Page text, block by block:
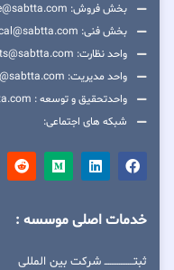
بخش فروش: service@sabtta.com
بخش فنی: technical@sabtta.com
واحد نظارت: complaints@sabtta.com
واحد مدیریت: manager@sabtta.com
واحدتحقیق و توسعه : backend@sabtta.com
شبکه های اجتماعی:
خدمات اصلی موسسه :
ثبتــــــــــــــــ شرکت بین المللی